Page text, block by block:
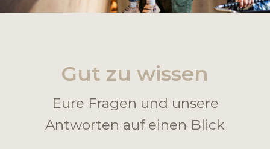
Gut zu wissen
Eure Fragen und unsere
Antworten auf einen Blick